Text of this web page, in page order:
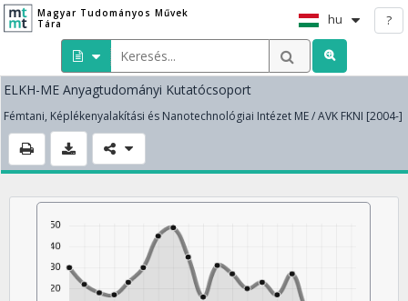
Magyar Tudományos Művek
Tára
hu ?
ELKH-ME Anyagtudományi Kutatócsoport
Fémtani, Képlékenyalakítási és Nanotechnológiai Intézet ME / AVK FKNI [2004-]